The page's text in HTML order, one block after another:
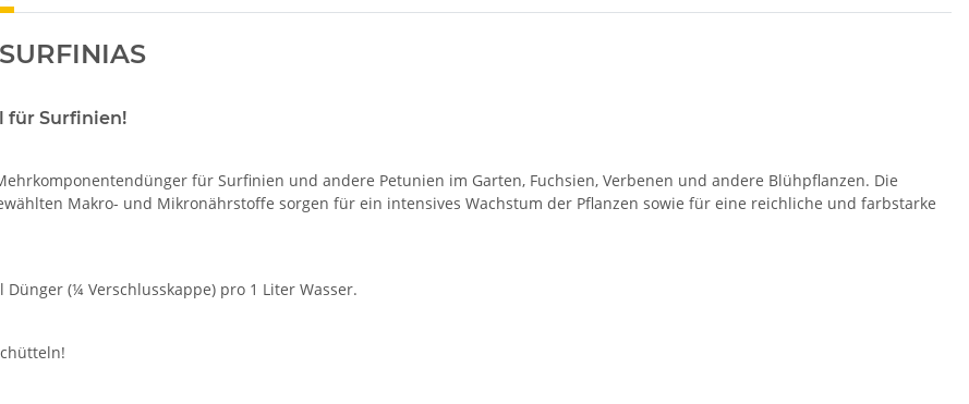
für Surfinien!
für Surfinien und andere Petunien im Garten, Fuchsien, Verbenen und andere Blühpflanzen. Die
Makro- und Mikronährstoffe sorgen für ein intensives Wachstum der Pflanzen sowie für eine reichliche und farbstarke
Dünger (¼ Verschlusskappe) pro 1 Liter Wasser.